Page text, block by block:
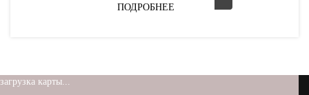
ПОДРОБНЕЕ
загрузка карты...